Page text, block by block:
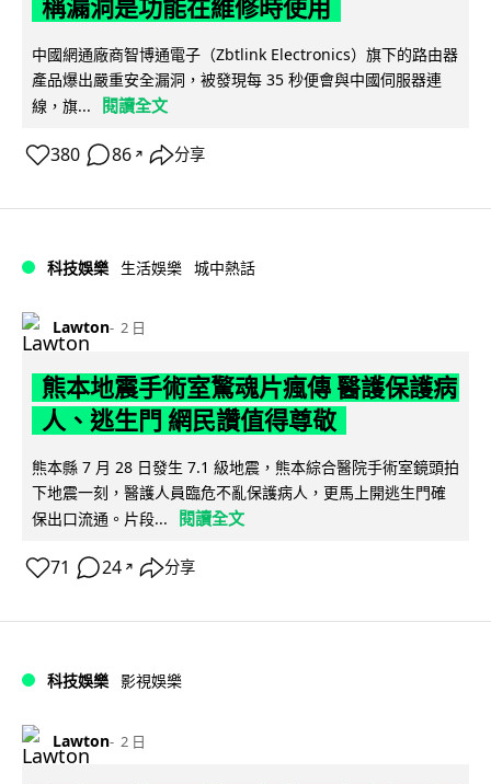
稱漏洞是功能在維修時使用
中國網通廠商智博通電子（Zbtlink Electronics）旗下的路由器
產品爆出嚴重安全漏洞，被發現每 35 秒便會與中國伺服器連
線，旗...
閱讀全文
380 86 ↗ 分享
科技娛樂 生活娛樂 城中熱話
Lawton 2 日
熊本地震手術室驚魂片瘋傳 醫護保護病
人、逃生門 網民讚值得尊敬
熊本縣 7 月 28 日發生 7.1 級地震，熊本綜合醫院手術室鏡頭拍
下地震一刻，醫護人員臨危不亂保護病人，更馬上開逃生門確
保出口流通。片段...
閱讀全文
71 24 ↗ 分享
科技娛樂 影視娛樂
Lawton 2 日